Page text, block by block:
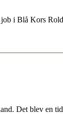
i Blå Kors
Det blev en